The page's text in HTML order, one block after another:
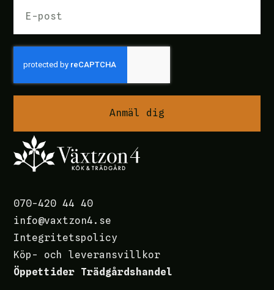
Anmäl dig
070-420 44 40
info@vaxtzon4.se
Integritetspolicy
Köp- och leveransvillkor
Öppettider Trädgårdshandel